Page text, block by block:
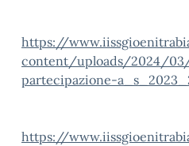
https://
content/uploads/2024/03/
partecipazione-
https://